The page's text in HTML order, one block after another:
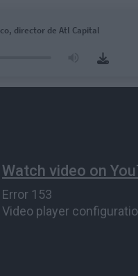
director de Atl Capital